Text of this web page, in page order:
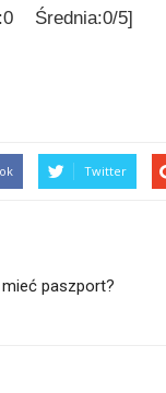
Średnia:0/5]
Twitter
paszport?